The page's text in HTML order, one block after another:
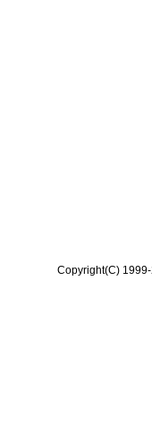
Copyright(C)